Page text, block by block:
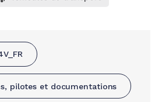
pilotes et documentations